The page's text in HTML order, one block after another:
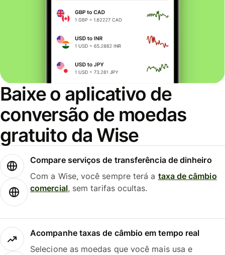
Baixe o aplicativo de
conversão de moedas
gratuito da Wise
Compare serviços de transferência de dinheiro
Com a Wise, você sempre terá a taxa de câmbio
comercial, sem tarifas ocultas.
Acompanhe taxas de câmbio em tempo real
Selecione as moedas que você mais usa e